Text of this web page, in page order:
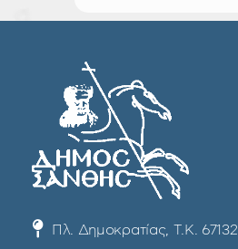
Πλ. Δημοκρατίας, Τ.Κ. 67132